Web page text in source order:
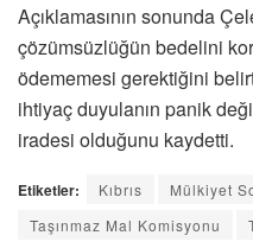
Açıklamasının sonunda
çözümsüzlüğün bedelini
ödememesi gerektiğini
ihtiyaç duyulanın panik
iradesi olduğunu kaydetti.
Etiketler: Kıbrıs
Mülkiyet
Taşınmaz Mal Komisyonu